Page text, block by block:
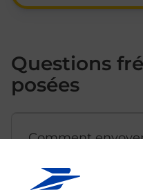
Questions
posées
Comment